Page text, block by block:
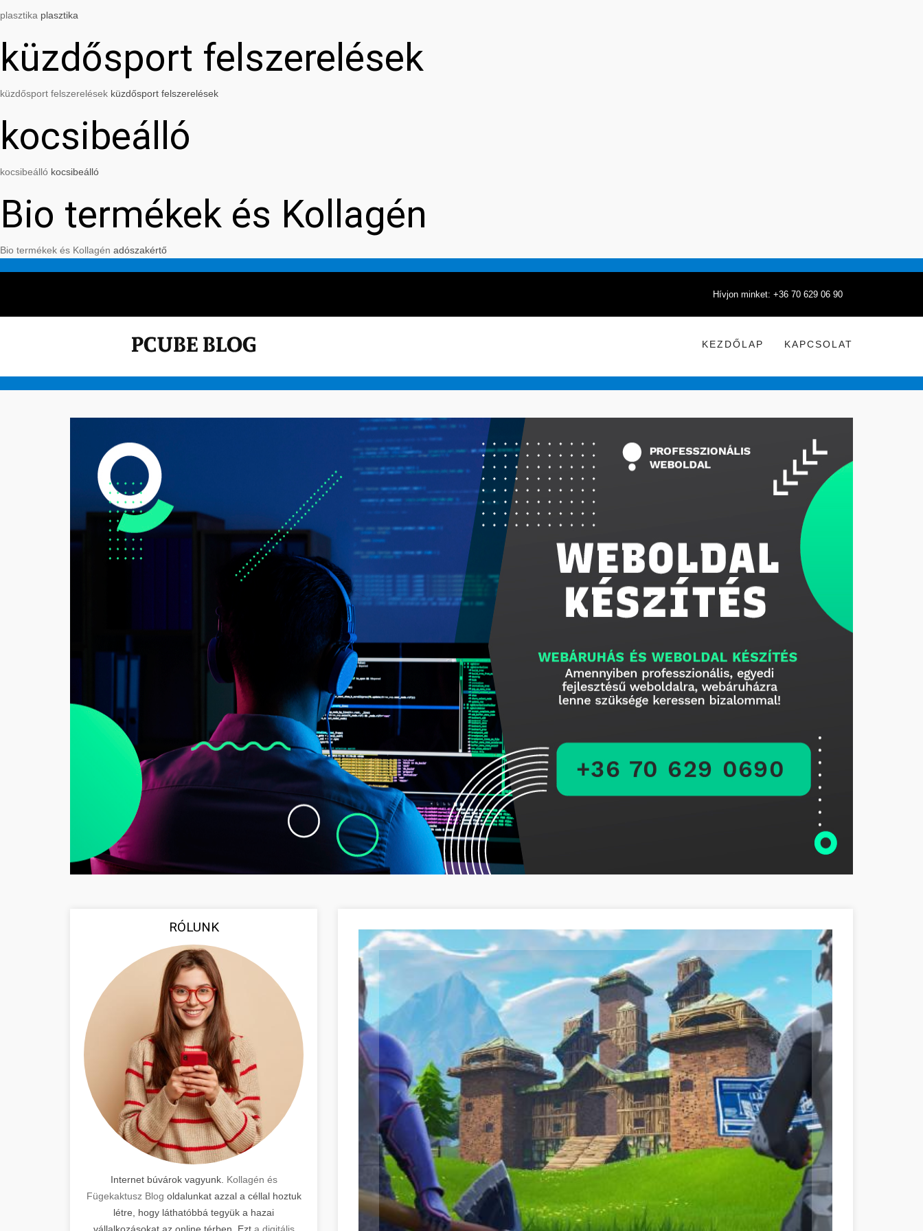
plasztika plasztika
küzdősport felszerelések
küzdősport felszerelések küzdősport felszerelések
kocsibeálló
kocsibeálló kocsibeálló
Bio termékek és Kollagén
Bio termékek és Kollagén adószakértő
Hívjon minket: +36 70 629 06 90
KEZDŐLAP KAPCSOLAT
RÓLUNK
Internet búvárok vagyunk. Kollagén és
Fügekaktusz Blog oldalunkat azzal a céllal hoztuk
létre, hogy láthatóbbá tegyük a hazai